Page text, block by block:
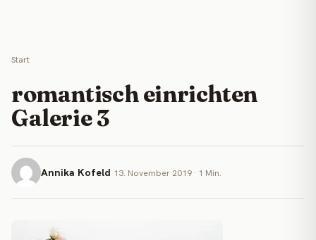
Start
romantisch einrichten
Galerie 3
Annika Kofeld 13. November 2019 · 1 Min.